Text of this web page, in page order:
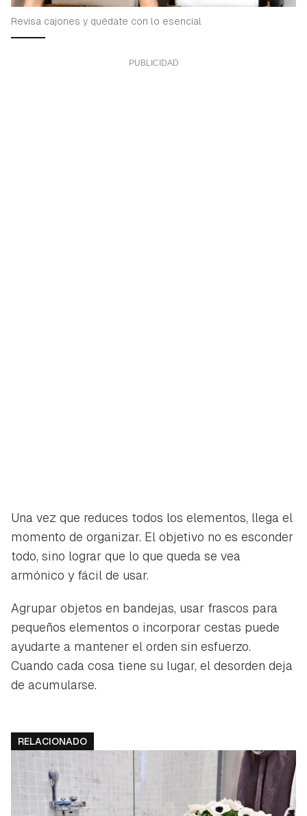
Guardar como favorito
Para poder guardar como favorito, primero has de
Revisa cajones y quédate con lo esencial
Una vez que reduces todos los elementos, llega el
momento de organizar. El objetivo no es esconder
todo, sino lograr que lo que queda se vea
armónico y fácil de usar.
Agrupar objetos en bandejas, usar frascos para
pequeños elementos o incorporar cestas puede
ayudarte a mantener el orden sin esfuerzo.
Cuando cada cosa tiene su lugar, el desorden deja
de acumularse.
RELACIONADO
Contenido enviado
Gracias por suscribirte a nuestro boletín.